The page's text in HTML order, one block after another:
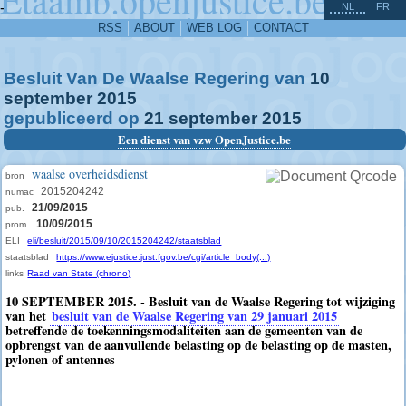
-
RSS ABOUT WEB LOG CONTACT
NL FR
Besluit Van De Waalse Regering van 10
september 2015
gepubliceerd op 21 september 2015
Een dienst van vzw OpenJustice.be
bron waalse overheidsdienst
numac 2015204242
pub. 21/09/2015
prom. 10/09/2015
ELI
eli/besluit/2015/09/10/2015204242/staatsblad
staatsblad
https://www.ejustice.just.fgov.be/cgi/article_body(...)
links Raad van State (chrono)
10 SEPTEMBER 2015. - Besluit van de Waalse Regering tot wijziging
van het besluit van de Waalse Regering van 29 januari 2015
betreffende de toekenningsmodaliteiten aan de gemeenten van de
opbrengst van de aanvullende belasting op de belasting op de masten,
pylonen of antennes
^